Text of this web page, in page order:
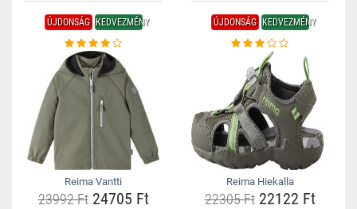
ÚJDONSÁG KEDVEZMÉNY
Reima Vantti
23992 Ft24705 Ft
ÚJDONSÁG KEDVEZMÉNY
Reima Hiekalla
22305 Ft22122 Ft